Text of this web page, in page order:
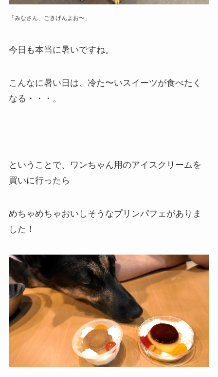
「みなさん、ごきげんよお〜」
今日も本当に暑いですね。
こんなに暑い日は、冷た〜いスイーツが食べたく
なる・・・。
ということで、ワンちゃん用のアイスクリームを
買いに行ったら
めちゃめちゃおいしそうなプリンパフェがありま
した！